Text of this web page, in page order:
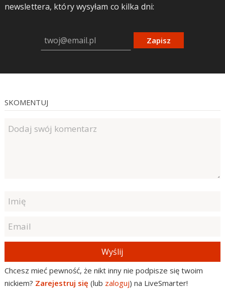
newslettera, który wysyłam co kilka dni:
Zapisz
SKOMENTUJ
Wyślij
Chcesz mieć pewność, że nikt inny nie podpisze się twoim
nickiem? Zarejestruj się (lub zaloguj) na LiveSmarter!